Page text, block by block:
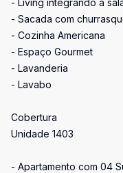
- Living integrando a
- Sacada com
- Cozinha Americana
- Espaço Gourmet
- Lavanderia
- Lavabo
Cobertura
Unidade 1403
- Apartamento com 04